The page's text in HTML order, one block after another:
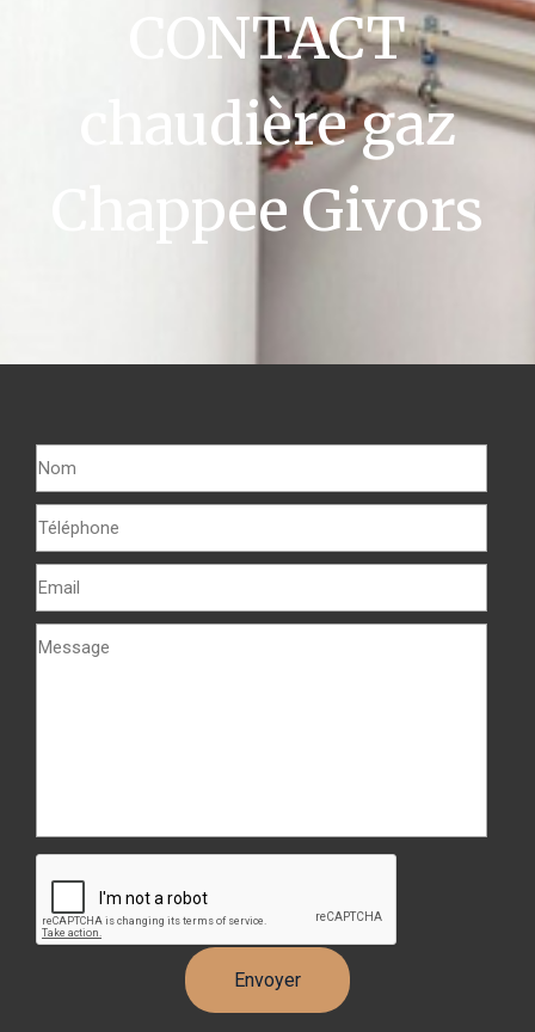
CONTACT
chaudière gaz
Chappee Givors